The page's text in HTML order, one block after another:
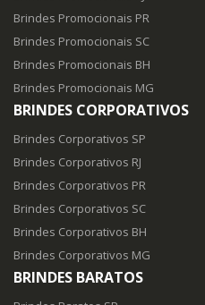
Brindes Promocionais PR
Brindes Promocionais SC
Brindes Promocionais BH
Brindes Promocionais MG
BRINDES CORPORATIVOS
Brindes Corporativos SP
Brindes Corporativos RJ
Brindes Corporativos PR
Brindes Corporativos SC
Brindes Corporativos BH
Brindes Corporativos MG
BRINDES BARATOS